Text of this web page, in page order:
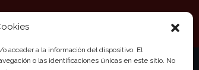
acceder a la información del dispositivo. El
o las identificaciones únicas en este sitio. No